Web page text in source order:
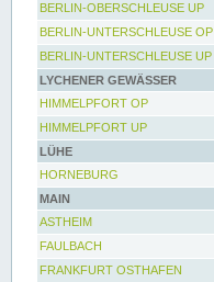
BERLIN-OBERSCHLEUSE UP
BERLIN-UNTERSCHLEUSE OP
BERLIN-UNTERSCHLEUSE UP
LYCHENER GEWÄSSER
HIMMELPFORT OP
HIMMELPFORT UP
LÜHE
HORNEBURG
MAIN
ASTHEIM
FAULBACH
FRANKFURT OSTHAFEN